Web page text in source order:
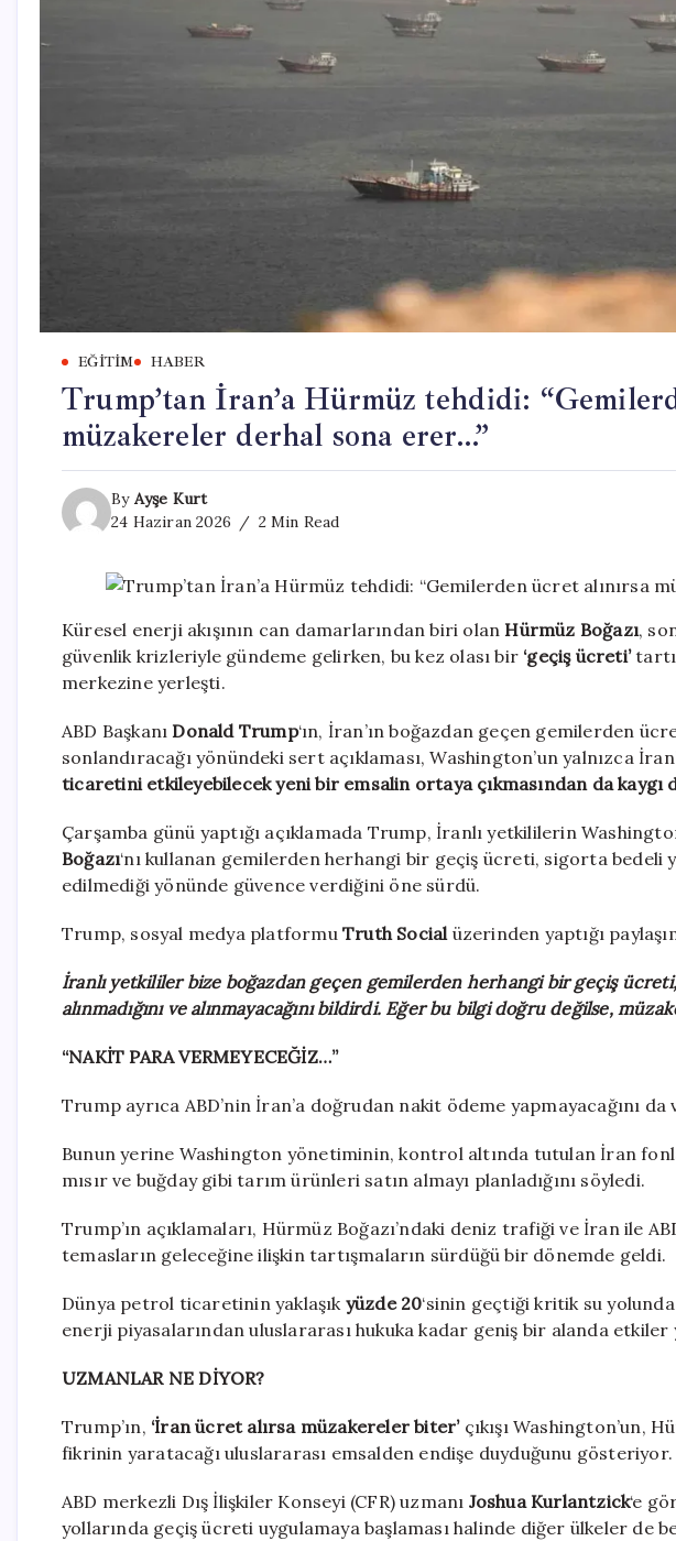
EĞITIM HABER
Trump’tan İran’a Hürmüz tehdidi:
müzakereler derhal sona erer…”
By Ayşe Kurt
24 Haziran 2026
2 Min Read
Küresel enerji akışının can damarlarından biri olanHürmüz Boğazı,
güvenlik krizleriyle gündeme gelirken, bu kez olası bir ‘geçiş ücreti’
merkezine yerleşti.
ABD BaşkanıDonald Trump‘ın, İran’ın boğazdan geçen gemilerden
sonlandıracağı yönündeki sert açıklaması, Washington’un yalnızca
ticaretini etkileyebilecek yeni bir emsalin ortaya çıkmasından da kaygı
Çarşamba günü yaptığı açıklamada Trump, İranlı yetkililerin
Boğazı‘nı kullanan gemilerden herhangi bir geçiş ücreti, sigorta bedeli
edilmediği yönünde güvence verdiğini öne sürdü.
Trump, sosyal medya platformuTruth Socialüzerinden yaptığı
İranlı yetkililer bize boğazdan geçen gemilerden herhangi bir geçiş
alınmadığını ve alınmayacağını bildirdi. Eğer bu bilgi doğru değilse,
“NAKİT PARA VERMEYECEĞİZ…”
Trump ayrıca ABD’nin İran’a doğrudan nakit ödeme yapmayacağını da
Bunun yerine Washington yönetiminin, kontrol altında tutulan İran
mısır ve buğday gibi tarım ürünleri satın almayı planladığını söyledi.
Trump’ın açıklamaları, Hürmüz Boğazı’ndaki deniz trafiği ve İran ile
temasların geleceğine ilişkin tartışmaların sürdüğü bir dönemde geldi.
Dünya petrol ticaretinin yaklaşık yüzde 20‘sinin geçtiği kritik su
enerji piyasalarından uluslararası hukuka kadar geniş bir alanda
UZMANLAR NE DİYOR?
Trump’ın, ‘İran ücret alırsa müzakereler biter’çıkışı Washington’un,
fikrinin yaratacağı uluslararası emsalden endişe duyduğunu gösteriyor.
ABD merkezli Dış İlişkiler Konseyi (CFR) uzmanı Joshua Kurlantzick‘e
yollarında geçiş ücreti uygulamaya başlaması halinde diğer ülkeler de